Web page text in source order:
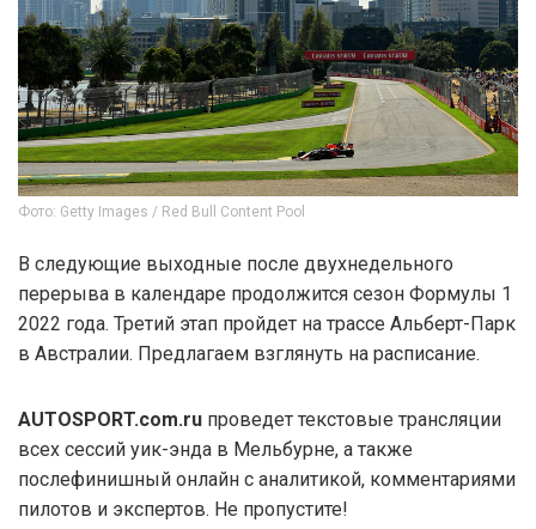
Фото: Getty Images / Red Bull Content Pool
В следующие выходные после двухнедельного
перерыва в календаре продолжится сезон Формулы 1
2022 года. Третий этап пройдет на трассе Альберт-Парк
в Австралии. Предлагаем взглянуть на расписание.
AUTOSPORT.com.ru проведет текстовые трансляции
всех сессий уик-энда в Мельбурне, а также
послефинишный онлайн с аналитикой, комментариями
пилотов и экспертов. Не пропустите!